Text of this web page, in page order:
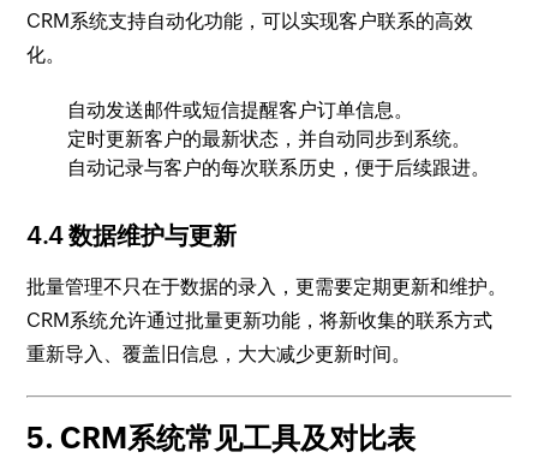
CRM系统支持自动化功能，可以实现客户联系的高效
化。
自动发送邮件或短信提醒客户订单信息。
定时更新客户的最新状态，并自动同步到系统。
自动记录与客户的每次联系历史，便于后续跟进。
4.4 数据维护与更新
批量管理不只在于数据的录入，更需要定期更新和维护。
CRM系统允许通过批量更新功能，将新收集的联系方式
重新导入、覆盖旧信息，大大减少更新时间。
5. CRM系统常见工具及对比表